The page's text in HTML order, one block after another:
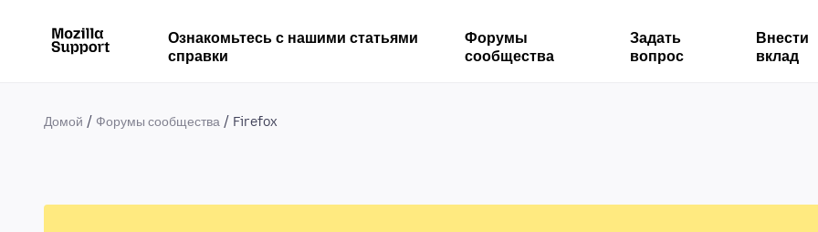
Ознакомьтесь с нашими статьями
справки
Форумы
сообщества
Задать
вопрос
Внести
вклад
Домой Форумы сообщества Firefox